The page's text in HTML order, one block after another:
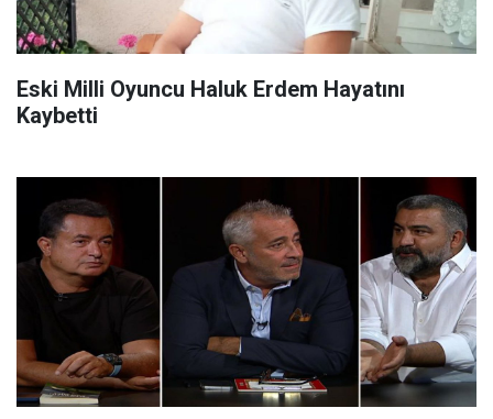
Eski Milli Oyuncu Haluk Erdem Hayatını
Kaybetti